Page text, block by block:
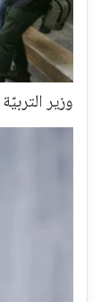
وزير